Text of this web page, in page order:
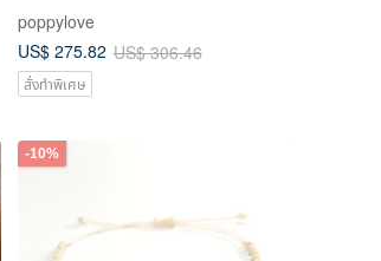
poppylove
US$ 275.82 US$ 306.46
สั่งทำพิเศษ
-10%